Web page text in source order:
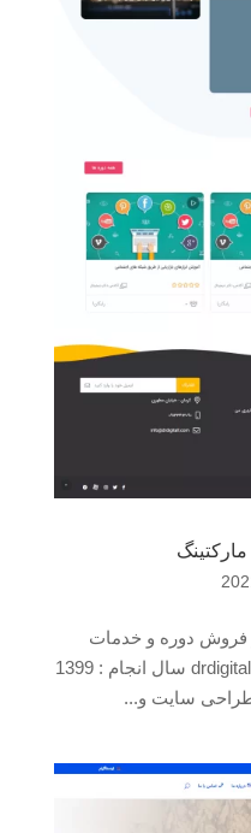
دوره و خدمات
دیجیتال مارکتینگ آدرس : drdigitall.com سال انجام : 1399
طراحی سایت و...